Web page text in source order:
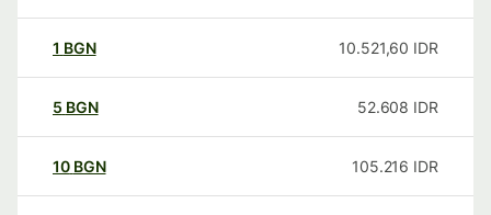
1 BGN 10.521,60 IDR
5 BGN 52.608 IDR
10 BGN 105.216 IDR